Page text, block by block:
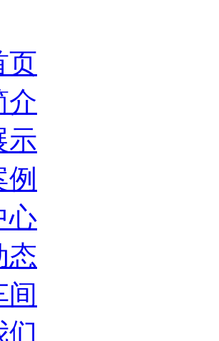
页
介
示
心
态
间
们